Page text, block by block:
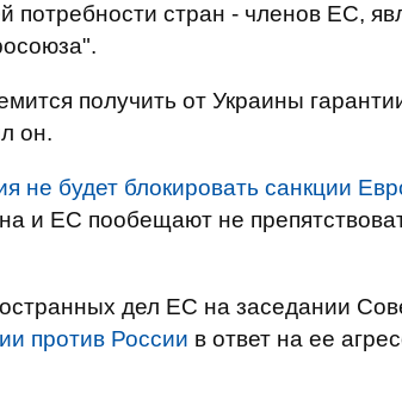
стран - членов ЕС,
получить от Украины
он.
не будет блокировать санкции
и ЕС пообещают не
дел ЕС на заседании
против России в ответ на ее